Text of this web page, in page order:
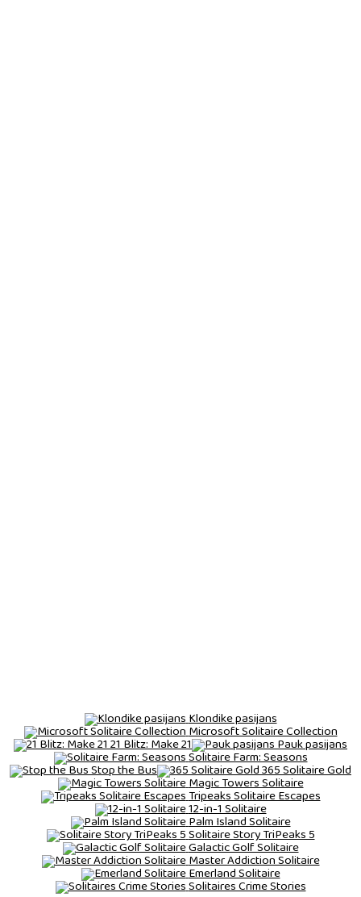
Tripeaks Solitaire Escapes
12-in-1 Solitaire
Palm Island Solitaire
Solitaire Story TriPeaks 5
Galactic Golf Solitaire
Master Addiction Solitaire
Emerland Solitaire
Solitaires Crime Stories
Klondike pasijans
Microsoft Solitaire Collection
21 Blitz: Make 21 Pauk pasijans
Solitaire Farm: Seasons
Stop the Bus 365 Solitaire Gold
Magic Towers Solitaire